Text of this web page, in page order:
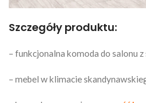
Szczegóły produktu:
– funkcjonalna komoda do salonu
– mebel w klimacie